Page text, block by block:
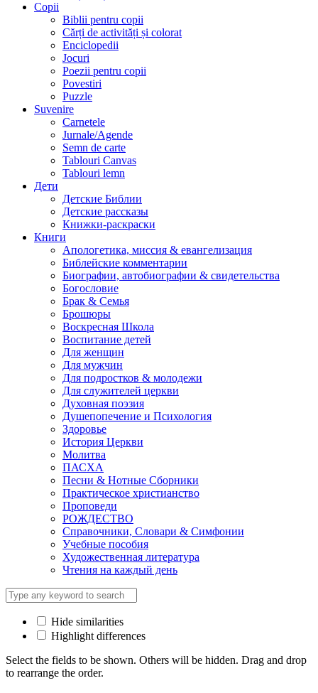
Copii
Biblii pentru copii
Cărți de activități și colorat
Enciclopedii
Jocuri
Poezii pentru copii
Povestiri
Puzzle
Suvenire
Carnetele
Jurnale/Agende
Semn de carte
Tablouri Canvas
Tablouri lemn
Дети
Детские Библии
Детские рассказы
Книжки-раскраски
Книги
Апологетика, миссия & евангелизация
Библейские комментарии
Биографии, автобиографии & свидетельства
Богословие
Брак & Семья
Брошюры
Воскресная Школа
Воспитание детей
Для женщин
Для мужчин
Для подростков & молодежи
Для служителей церкви
Духовная поэзия
Душепопечение и Психология
Здоровье
История Церкви
Молитва
ПАСХА
Песни & Нотные Сборники
Практическое христианство
Проповеди
РОЖДЕСТВО
Справочники, Словари & Симфонии
Учебные пособия
Художественная литература
Чтения на каждый день
Hide similarities
Highlight differences
Select the fields to be shown. Others will be hidden. Drag and drop
to rearrange the order.